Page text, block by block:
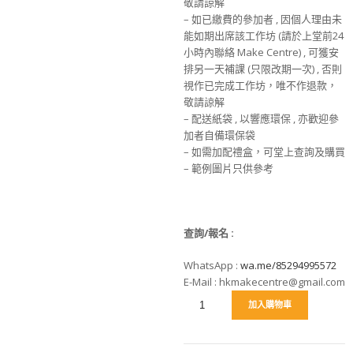
– 如已繳費的參加者 , 因個人理由未
能如期出席該工作坊 (請於上堂前24
小時內聯絡 Make Centre) , 可獲安
排另一天補課 (只限改期一次) , 否則
視作已完成工作坊，唯不作退款，
敬請諒解
– 配送紙袋 , 以響應環保 , 亦歡迎參
加者自備環保袋
– 如需加配禮盒，可堂上查詢及購買
– 範例圖片只供參考
查詢/報名 :
WhatsApp : wa.me/85294995572
E-Mail : hkmakecentre@gmail.com
加入購物車